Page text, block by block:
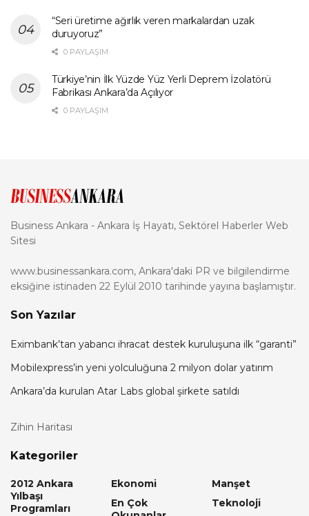
“Seri üretime ağırlık veren markalardan uzak
duruyoruz”
0 PAYLAŞIM
Türkiye’nin İlk Yüzde Yüz Yerli Deprem İzolatörü
Fabrikası Ankara’da Açılıyor
0 PAYLAŞIM
Business Ankara - Ankara İş Hayatı, Sektörel Haberler Web
Sitesi
www.businessankara.com, Ankara'daki PR ve bilgilendirme
eksiğine istinaden 22 Eylül 2010 tarihinde yayına başlamıştır.
Son Yazılar
Eximbank’tan yabancı ihracat destek kuruluşuna ilk “garanti”
Mobilexpress’in yeni yolculuğuna 2 milyon dolar yatırım
Ankara’da kurulan Atar Labs global şirkete satıldı
Zihin Haritası
Kategoriler
2012 Ankara
Yılbaşı
Programları
Ekonomi
En Çok
Manşet
Teknoloji